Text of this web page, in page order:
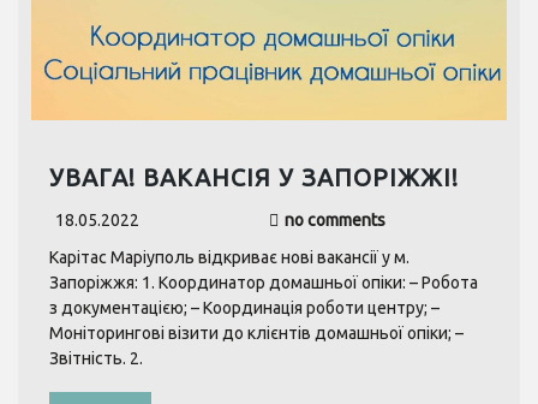
УВАГА! ВАКАНСІЯ У ЗАПОРІЖЖІ!
18.05.2022
no comments
Карітас Маріуполь відкриває нові вакансії у м.
Запоріжжя: 1. Координатор домашньої опіки: – Робота
з документацією; – Координація роботи центру; –
Моніторингові візити до клієнтів домашньої опіки; –
Звітність. 2.